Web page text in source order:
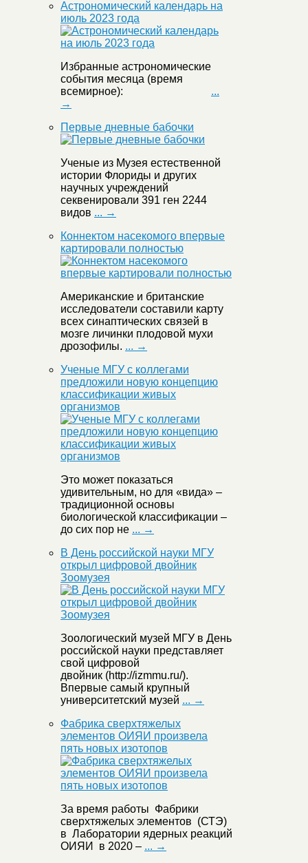
Астрономический календарь на
июль 2023 года
Избранные астрономические
события месяца (время
всемирное): ...
→
Первые дневные бабочки
Ученые из Музея естественной
истории Флориды и других
научных учреждений
секвенировали 391 ген 2244
видов ... →
Коннектом насекомого впервые
картировали полностью
Американские и британские
исследователи составили карту
всех синаптических связей в
мозге личинки плодовой мухи
дрозофилы. ... →
Ученые МГУ с коллегами
предложили новую концепцию
классификации живых
организмов
Это может показаться
удивительным, но для «вида» –
традиционной основы
биологической классификации –
до сих пор не ... →
В День российской науки МГУ
открыл цифровой двойник
Зоомузея
Зоологический музей МГУ в День
российской науки представляет
свой цифровой
двойник (http://izmmu.ru/).
Впервые самый крупный
университетский музей ... →
Фабрика сверхтяжелых
элементов ОИЯИ произвела
пять новых изотопов
За время работы Фабрики
сверхтяжелых элементов (СТЭ)
в Лаборатории ядерных реакций
ОИЯИ в 2020 – ... →